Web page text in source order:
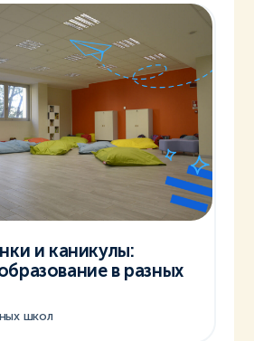
и каникулы:
в разных
школ